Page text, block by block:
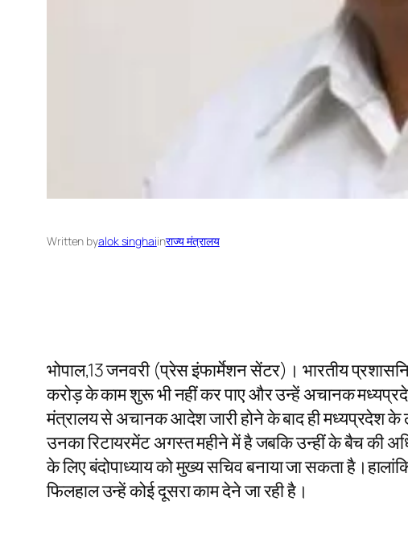
Written byalok singhaiinराज्य मंत्रालय
भोपाल,13 जनवरी (प्रेस इंफार्मेशन सेंटर)। भारतीय
करोड़ के काम शुरू भी नहीं कर पाए और उन्हें अचानक
मंत्रालय से अचानक आदेश जारी होने के बाद ही मध्यप्रदेश के
उनका रिटायरमेंट अगस्त महीने में है जबकि उन्हीं के बैच की
के लिए बंदोपाध्याय को मुख्य सचिव बनाया जा सकता
फिलहाल उन्हें कोई दूसरा काम देने जा रही है।